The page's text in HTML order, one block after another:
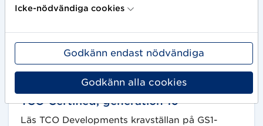
l
o
Relaterat
Kravdokument
TCO Certified, generation 10
Läs TCO Developments kravställan på GS1-
Icke-nödvändiga cookies
Godkänn endast nödvändiga
Godkänn alla cookies